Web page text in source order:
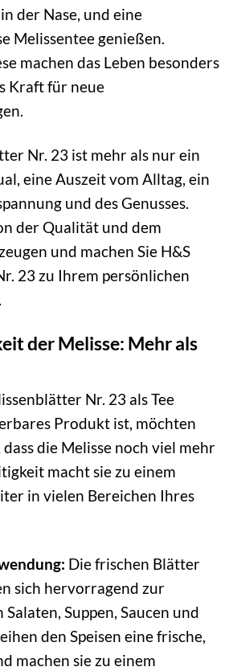
der Nase, und eine
Melissentee genießen.
machen das Leben besonders
Kraft für neue
Nr. 23 ist mehr als nur ein
eine Auszeit vom Alltag, ein
und des Genusses.
der Qualität und dem
und machen Sie H&S
23 zu Ihrem persönlichen
der Melisse: Mehr als
Nr. 23 als Tee
Produkt ist, möchten
die Melisse noch viel mehr
macht sie zu einem
in vielen Bereichen Ihres
Die frischen Blätter
sich hervorragend zur
Suppen, Saucen und
den Speisen eine frische,
machen sie zu einem